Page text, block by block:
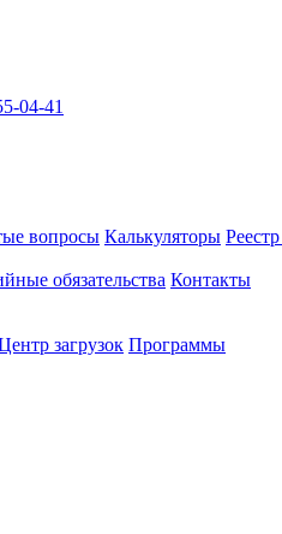
04-41
вопросы Калькуляторы
обязательства Контакты
загрузок Программы